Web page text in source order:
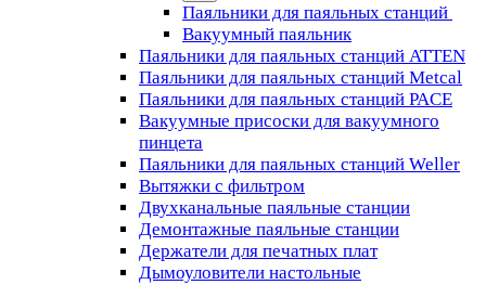
Паяльники для паяльных станций
Вакуумный паяльник
Паяльники для паяльных станций ATTEN
Паяльники для паяльных станций Metcal
Паяльники для паяльных станций PACE
Вакуумные присоски для вакуумного
пинцета
Паяльники для паяльных станций Weller
Вытяжки с фильтром
Двухканальные паяльные станции
Демонтажные паяльные станции
Держатели для печатных плат
Дымоуловители настольные